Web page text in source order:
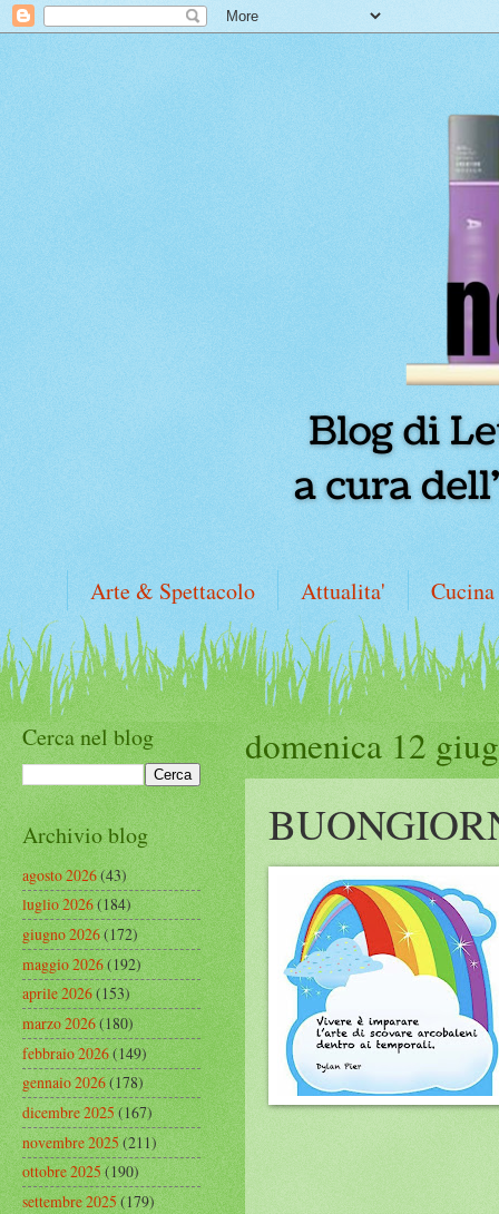
Arte & Spettacolo Attualita' Cucina
domenica 12
Cerca nel blog
Archivio blog
agosto 2026(43)
luglio 2026(184)
giugno 2026(172)
maggio 2026(192)
aprile 2026(153)
marzo 2026(180)
febbraio 2026(149)
gennaio 2026(178)
dicembre 2025(167)
novembre 2025(211)
ottobre 2025(190)
settembre 2025(179)